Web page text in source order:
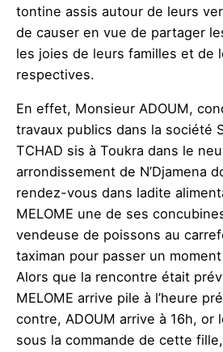
tontine assis autour de leurs
de causer en vue de partager
les joies de leurs familles et de
respectives.
En effet, Monsieur ADOUM,
travaux publics dans la société
TCHAD sis à Toukra dans le
arrondissement de N’Djamena
rendez-vous dans ladite
MELOME une de ses
vendeuse de poissons au
taximan pour passer un
Alors que la rencontre était
MELOME arrive pile à l’heure
contre, ADOUM arrive à 16h, or
sous la commande de cette